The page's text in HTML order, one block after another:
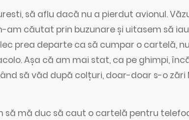
să aflu dacă nu a pierdut avionul.
am căutat prin buzunare și uitasem să
prea departe ca să cumpar o cartelă,
Așa că am mai stat, ca pe ghimpi,
să văd după colțuri, doar-doar s-o zări
să mă duc să caut o cartelă pentru